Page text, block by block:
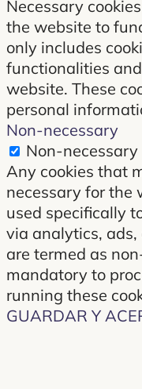
Necessary
the website to
only includes
functionalities
website. These
personal
Non-necessary
Non-necessary
Any cookies that
necessary for the
used specifically
via analytics,
are termed as
mandatory to
running these
GUARDAR Y